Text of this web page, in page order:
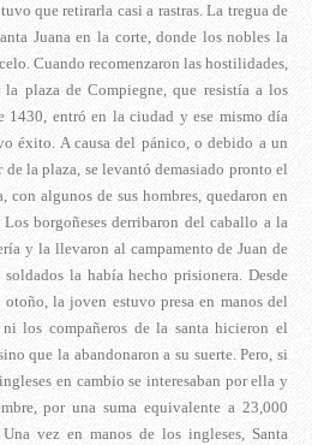
que retirarla casi a rastras. La tregua de
Juana en la corte, donde los nobles la
Cuando recomenzaron las hostilidades,
la plaza de Compiegne, que resistía a los
1430, entró en la ciudad y ese mismo día
éxito. A causa del pánico, o debido a un
la plaza, se levantó demasiado pronto el
con algunos de sus hombres, quedaron en
borgoñeses derribaron del caballo a la
y la llevaron al campamento de Juan de
la había hecho prisionera. Desde
la joven estuvo presa en manos del
los compañeros de la santa hicieron el
que la abandonaron a su suerte. Pero, si
en cambio se interesaban por ella y
por una suma equivalente a 23,000
vez en manos de los ingleses, Santa